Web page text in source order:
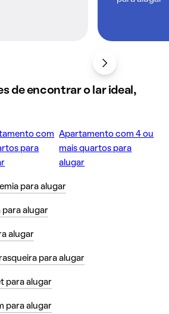
de encontrar o lar ideal,
com
para
Apartamento com 4 ou
mais quartos para
alugar
para alugar
alugar
alugar
para alugar
para alugar
para alugar